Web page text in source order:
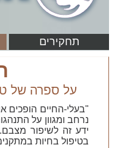
תחקירים
על ספרה של
"בעלי-החיים הופכים
נרחב ומגוון על
ידע זה לשיפור
בטיפול בחיות